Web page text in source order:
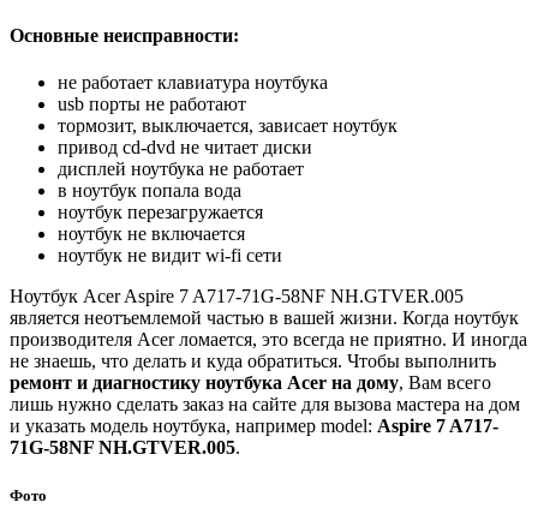
Основные неисправности:
не работает клавиатура ноутбука
usb порты не работают
тормозит, выключается, зависает ноутбук
привод cd-dvd не читает диски
дисплей ноутбука не работает
в ноутбук попала вода
ноутбук перезагружается
ноутбук не включается
ноутбук не видит wi-fi сети
Ноутбук Acer Aspire 7 A717-71G-58NF NH.GTVER.005
является неотъемлемой частью в вашей жизни. Когда ноутбук
производителя Acer ломается, это всегда не приятно. И иногда
не знаешь, что делать и куда обратиться. Чтобы выполнить
ремонт и диагностику ноутбука Acer на дому, Вам всего
лишь нужно сделать заказ на сайте для вызова мастера на дом
и указать модель ноутбука, например model: Aspire 7 A717-
71G-58NF NH.GTVER.005.
Фото